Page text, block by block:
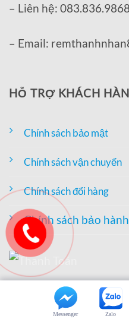
– Liên hệ:
– Email:
HỖ TRỢ KHÁCH
Chính sách bảo mật
Chính sách vận chuyển
Chính sách đổi hàng
Chính sách bảo hành
THÔNG TIN
Zalo
Messenger